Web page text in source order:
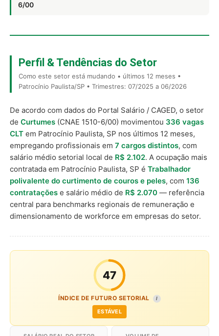
6/00
Perfil & Tendências do Setor
Como este setor está mudando • últimos 12 meses •
Patrocínio Paulista/SP • Trimestres: 07/2025 a 06/2026
De acordo com dados do Portal Salário / CAGED, o setor
de Curtumes (CNAE 1510-6/00) movimentou 336 vagas
CLT em Patrocínio Paulista, SP nos últimos 12 meses,
empregando profissionais em 7 cargos distintos, com
salário médio setorial local de R$ 2.102. A ocupação mais
contratada em Patrocínio Paulista, SP é Trabalhador
polivalente do curtimento de couros e peles, com 136
contratações e salário médio de R$ 2.070 — referência
central para benchmarks regionais de remuneração e
dimensionamento de workforce em empresas do setor.
47
ÍNDICE DE FUTURO SETORIAL I
ESTÁVEL